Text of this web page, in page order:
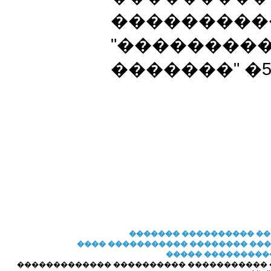
�������" �5,
������� ����������
���� ����������� ��������
�����
������������� ���������� ����������� ���